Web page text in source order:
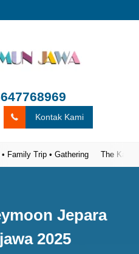
Kontak Kami
Trip • Gathering The
Jepara
2025